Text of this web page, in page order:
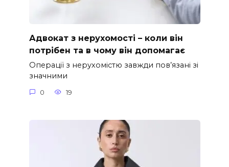
Адвокат з нерухомості – коли він
потрібен та в чому він допомагає
Операції з нерухомістю завжди пов’язані зі
значними
0 19